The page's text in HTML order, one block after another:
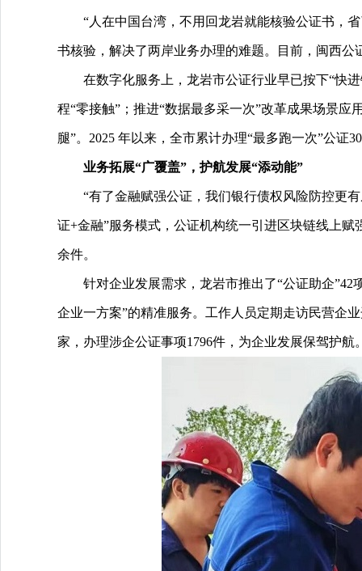
“人在中国台湾，不用回龙岩就能核验公证书，
书核验，解决了两岸业务办理的难题。目前，闽西
在数字化服务上，龙岩市公证行业早已按下“快进
程“零接触”；推进“数据最多采一次”改革成果场景
腿”。2025 年以来，全市累计办理“最多跑一次”公证
业务拓展“广覆盖”，护航发展“添动能”
“有了金融赋强公证，我们银行债权风险防控更
证+金融”服务模式，公证机构统一引进区块链线上
余件。
针对企业发展需求，龙岩市推出了“公证助企”42
企业一方案”的精准服务。工作人员定期走访民营企
家，办理涉企公证事项1796件，为企业发展保驾护航